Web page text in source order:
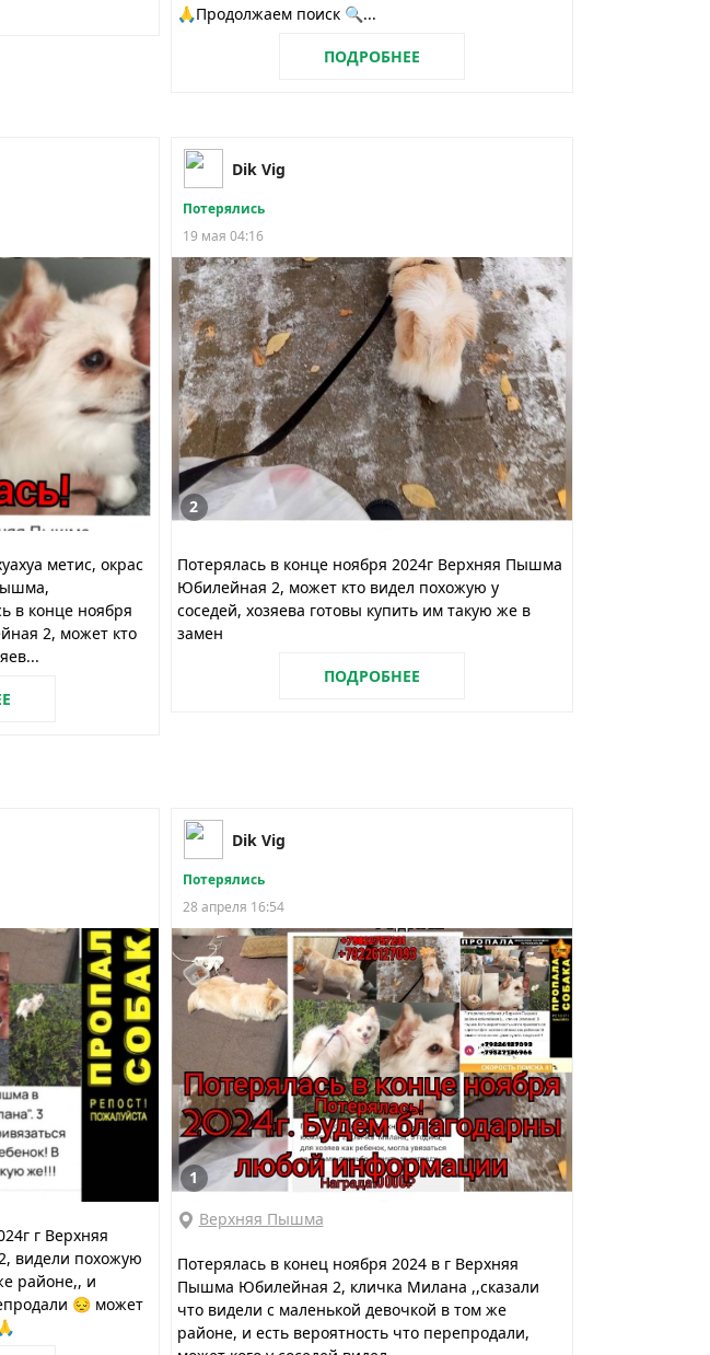
🙏Продолжаем поиск 🔍...
ПОДРОБНЕЕ
метис, окрас
в конце ноября
2, может кто
Dik Vig
Потерялись
19 мая 04:16
2
Потерялась в конце ноября 2024г Верхняя Пышма
Юбилейная 2, может кто видел похожую у
соседей, хозяева готовы купить им такую же в
замен
ПОДРОБНЕЕ
г Верхняя
видели похожую
районе,, и
😔 может
Dik Vig
Потерялись
28 апреля 16:54
1
Верхняя Пышма
Потерялась в конец ноября 2024 в г Верхняя
Пышма Юбилейная 2, кличка Милана ,,сказали
что видели с маленькой девочкой в том же
районе, и есть вероятность что перепродали,